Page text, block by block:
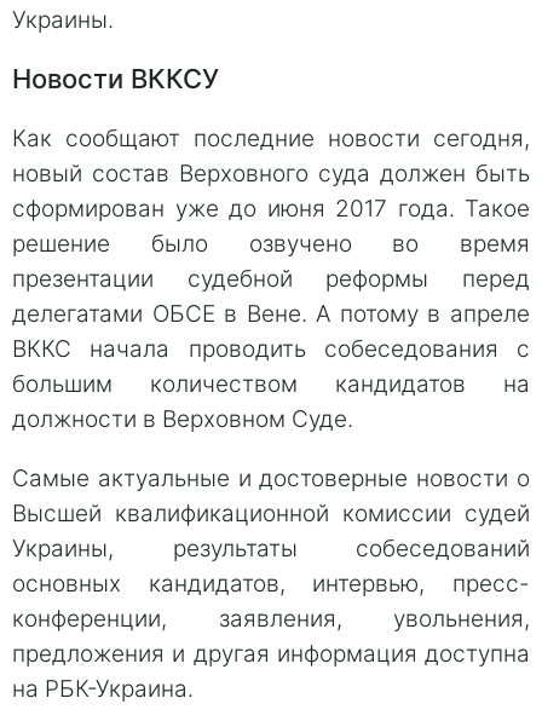
Украины.
Новости ВККСУ
Как сообщают последние новости сегодня,
новый состав Верховного суда должен быть
сформирован уже до июня 2017 года. Такое
решение было озвучено во время
презентации судебной реформы перед
делегатами ОБСЕ в Вене. А потому в апреле
ВККС начала проводить собеседования с
большим количеством кандидатов на
должности в Верховном Суде.
Самые актуальные и достоверные новости о
Высшей квалификационной комиссии судей
Украины, результаты собеседований
основных кандидатов, интервью, пресс-
конференции, заявления, увольнения,
предложения и другая информация доступна
на РБК-Украина.